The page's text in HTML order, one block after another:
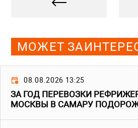
МОЖЕТ
08.08.2026 13:25
ЗА ГОД ПЕРЕВОЗКИ
МОСКВЫ В САМАРУ